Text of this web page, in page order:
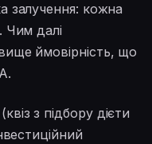
залучення: кожна
Чим далі
ймовірність, що
з підбору дієти